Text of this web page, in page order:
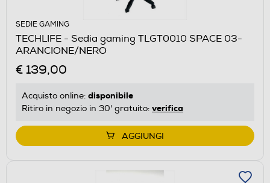
SEDIE GAMING
TECHLIFE - Sedia gaming TLGT0010 SPACE 03-
ARANCIONE/NERO
€ 139,00
Acquisto online: disponibile
Ritiro in negozio in 30' gratuito: verifica
AGGIUNGI